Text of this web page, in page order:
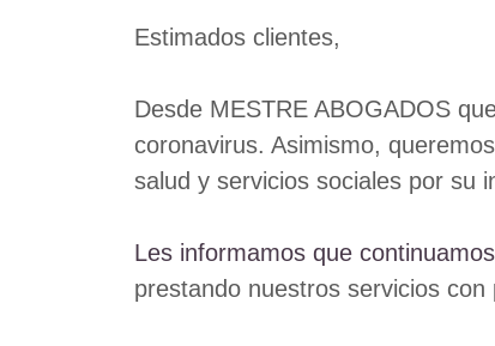
Estimados clientes,
Desde MESTRE ABOGADOS
coronavirus. Asimismo,
salud y servicios sociales por su
Les informamos que
prestando nuestros servicios